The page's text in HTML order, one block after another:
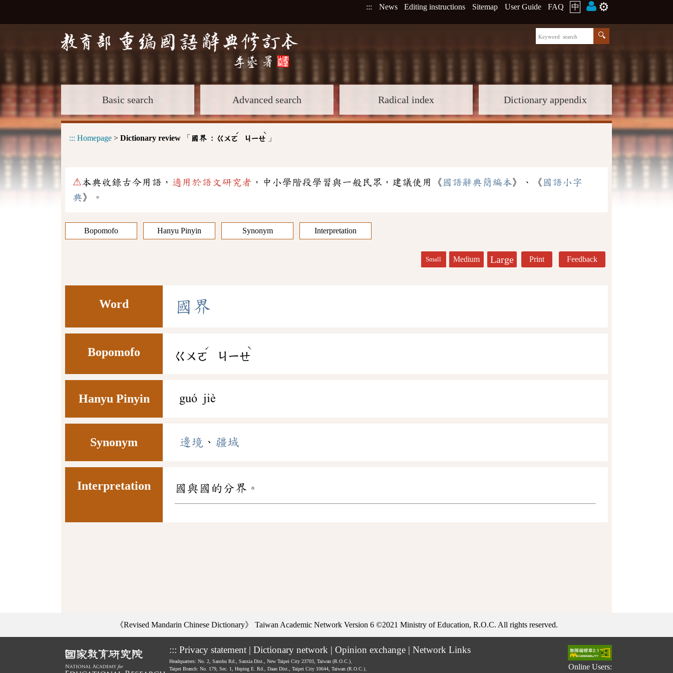
::: News Editing instructions Sitemap User Guide FAQ 中 ⚙️
Basic search Advanced search Radical index Dictionary appendix
::: Homepage > Dictionary review 「 國界 : ㄍㄨㄛ
ˊ
ㄐㄧㄝ
ˋ
」
⚠本典收錄古今用語， 適用於語文研究者 ，中小學階段學習與一般民眾，建議使用《 國語辭典簡編本》、《 國語小字
典》。
Bopomofo Hanyu Pinyin Synonym Interpretation
Small Medium Large Print Feedback
Word 國 界
Bopomofo ㄍㄨㄛ
ˊ
ㄐㄧㄝ
ˋ
Hanyu Pinyin guó jiè
Synonym 邊境 、 疆域
Interpretation 國與國的分界。
《Revised Mandarin Chinese Dictionary》 Taiwan Academic Network Version 6 ©2021 Ministry of Education, R.O.C. All rights reserved.
::: Privacy statement | Dictionary network | Opinion exchange | Network Links
Headquarters: No. 2, Sanshu Rd., Sanxia Dist., New Taipei City 23703, Taiwan (R.O.C.)、
Taipei Branch: No. 179, Sec. 1, Heping E. Rd., Daan Dist., Taipei City 10644, Taiwan (R.O.C.)、
Online Users: